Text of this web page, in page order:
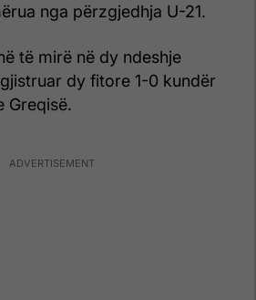
nga përzgjedhja U-21.
të mirë në dy ndeshje
dy fitore 1-0 kundër
Greqisë.